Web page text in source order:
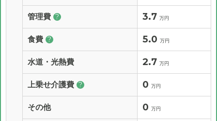
管理費 ? 3.7 万円
食費 ? 5.0 万円
水道・光熱費 2.7 万円
上乗せ介護費 ? 0 万円
その他 0 万円